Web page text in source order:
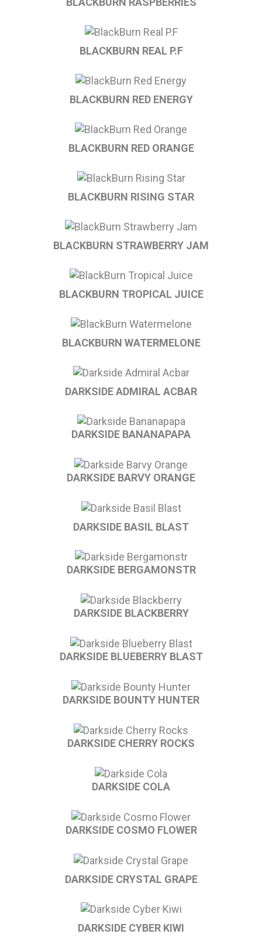
BLACKBURN REAL P.F
BLACKBURN RED ENERGY
BLACKBURN RED ORANGE
BLACKBURN RISING STAR
BLACKBURN STRAWBERRY JAM
BLACKBURN TROPICAL JUICE
BLACKBURN WATERMELONE
DARKSIDE ADMIRAL ACBAR
DARKSIDE BANANAPAPA
DARKSIDE BARVY ORANGE
DARKSIDE BASIL BLAST
DARKSIDE BERGAMONSTR
DARKSIDE BLACKBERRY
DARKSIDE BLUEBERRY BLAST
DARKSIDE BOUNTY HUNTER
DARKSIDE CHERRY ROCKS
DARKSIDE COLA
DARKSIDE COSMO FLOWER
DARKSIDE CRYSTAL GRAPE
DARKSIDE CYBER KIWI